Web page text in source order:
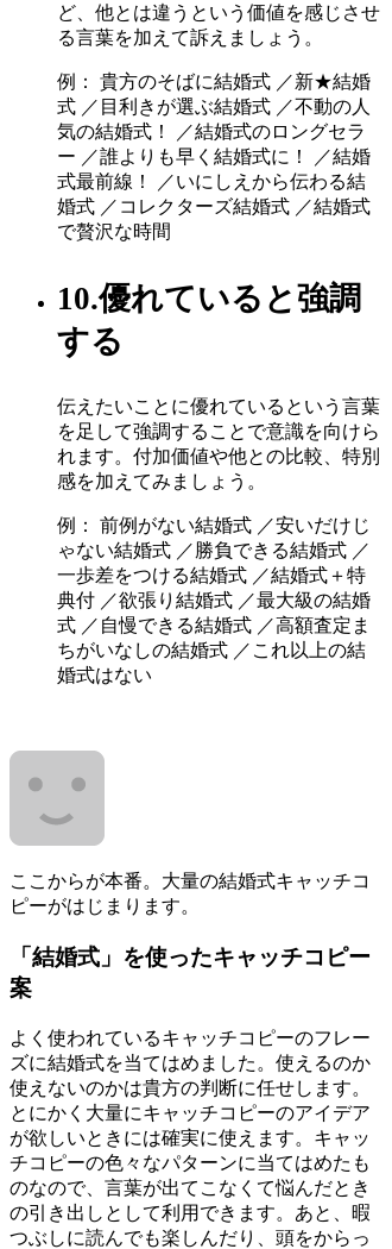
ど、他とは違うという価値を感じさせ
る言葉を加えて訴えましょう。
例： 貴方のそばに結婚式 ／新★結婚
式 ／目利きが選ぶ結婚式 ／不動の人
気の結婚式！ ／結婚式のロングセラ
ー ／誰よりも早く結婚式に！ ／結婚
式最前線！ ／いにしえから伝わる結
婚式 ／コレクターズ結婚式 ／結婚式
で贅沢な時間
10.優れていると強調
する
伝えたいことに優れているという言葉
を足して強調することで意識を向けら
れます。付加価値や他との比較、特別
感を加えてみましょう。
例： 前例がない結婚式 ／安いだけじ
ゃない結婚式 ／勝負できる結婚式 ／
一歩差をつける結婚式 ／結婚式＋特
典付 ／欲張り結婚式 ／最大級の結婚
式 ／自慢できる結婚式 ／高額査定ま
ちがいなしの結婚式 ／これ以上の結
婚式はない
ここからが本番。大量の結婚式キャッチコ
ピーがはじまります。
「結婚式」を使ったキャッチコピー
案
よく使われているキャッチコピーのフレー
ズに結婚式を当てはめました。使えるのか
使えないのかは貴方の判断に任せします。
とにかく大量にキャッチコピーのアイデア
が欲しいときには確実に使えます。キャッ
チコピーの色々なパターンに当てはめたも
のなので、言葉が出てこなくて悩んだとき
の引き出しとして利用できます。あと、暇
つぶしに読んでも楽しんだり、頭をからっ